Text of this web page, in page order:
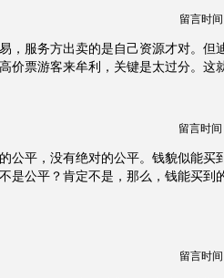
留言时间
，服务方出卖的是自己资源才对。但
价票游客来牟利，关键是太过分。这
留言时间
公平，没有绝对的公平。钱貌似能买
是公平？肯定不是，那么，钱能买到
留言时间